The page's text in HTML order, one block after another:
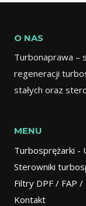
O NAS
Turbonaprawa –
regeneracji
stałych oraz
MENU
Turbosprężarki -
Sterowniki
Filtry DPF / FAP /
Kontakt